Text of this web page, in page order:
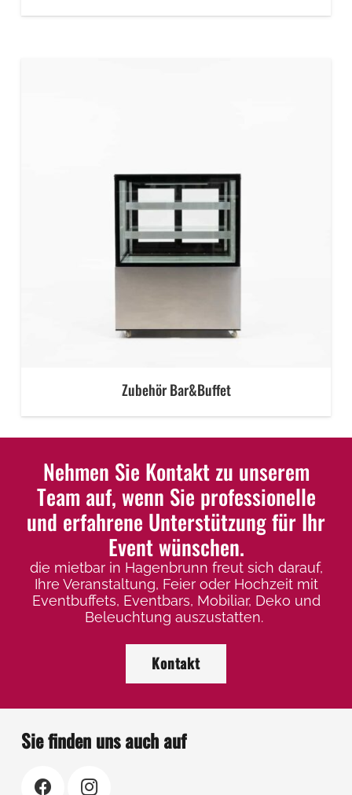
Zubehör Bar&Buffet
Nehmen Sie Kontakt zu unserem
Team auf, wenn Sie professionelle
und erfahrene Unterstützung für Ihr
Event wünschen.
die mietbar in Hagenbrunn freut sich darauf,
Ihre Veranstaltung, Feier oder Hochzeit mit
Eventbuffets, Eventbars, Mobiliar, Deko und
Beleuchtung auszustatten.
Kontakt
Sie finden uns auch auf